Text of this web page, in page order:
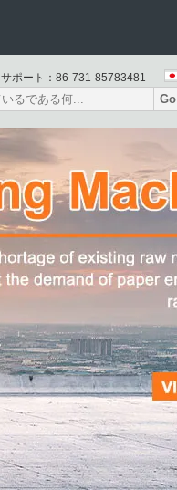
ポート： 86-731-85783481
Go
タビライザー
機械